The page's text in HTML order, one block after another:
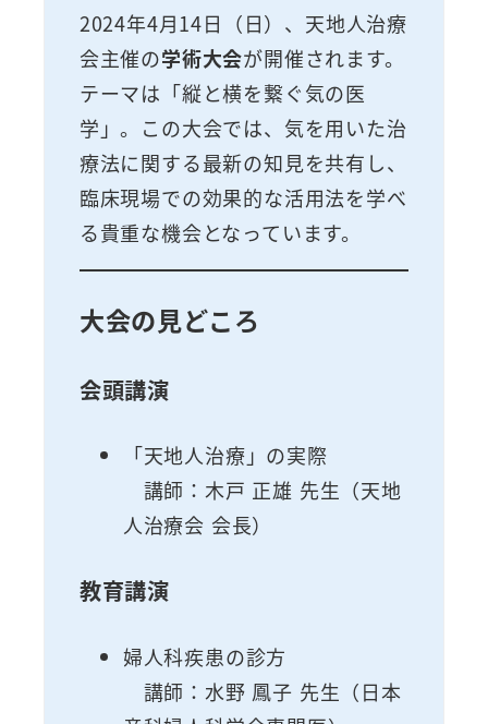
2024年4月14日（日）、天地人治療
会主催の学術大会が開催されます。
テーマは「縦と横を繋ぐ気の医
学」。この大会では、気を用いた治
療法に関する最新の知見を共有し、
臨床現場での効果的な活用法を学べ
る貴重な機会となっています。
大会の見どころ
会頭講演
「天地人治療」の実際
講師：木戸 正雄 先生（天地
人治療会 会長）
教育講演
婦人科疾患の診方
講師：水野 鳳子 先生（日本